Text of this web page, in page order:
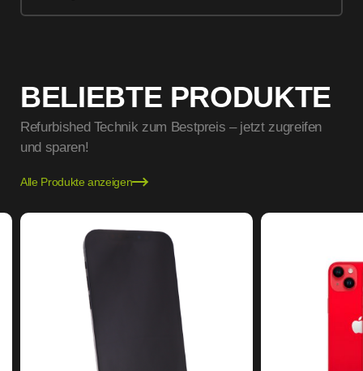
BELIEBTE PRODUKTE
Refurbished Technik zum Bestpreis – jetzt zugreifen
und sparen!
Alle Produkte anzeigen